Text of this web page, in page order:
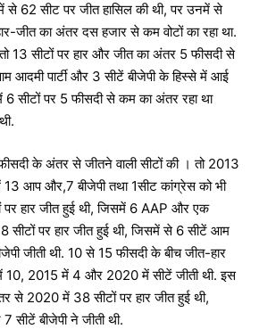
से 62 सीट पर जीत हासिल की थी, पर उनमें से
जीत का अंतर दस हजार से कम वोटों का रहा था.
13 सीटों पर हार और जीत का अंतर 5 फीसदी से
आदमी पार्टी और 3 सीटें बीजेपी के हिस्से में आई
सीटों पर 5 फीसदी से कम का अंतर रहा था
के अंतर से जीतने वाली सीटों की । तो 2013
आप और,7 बीजेपी तथा 1सीट कांग्रेस को भी
पर हार जीत हुई थी, जिसमें 6 AAP और एक
सीटों पर हार जीत हुई थी, जिसमें से 6 सीटें आम
जीती थी. 10 से 15 फीसदी के बीच जीत-हार
10, 2015 में 4 और 2020 में सीटें जीती थी. इस
से 2020 में 38 सीटों पर हार जीत हुई थी,
बीजेपी ने जीती थी.